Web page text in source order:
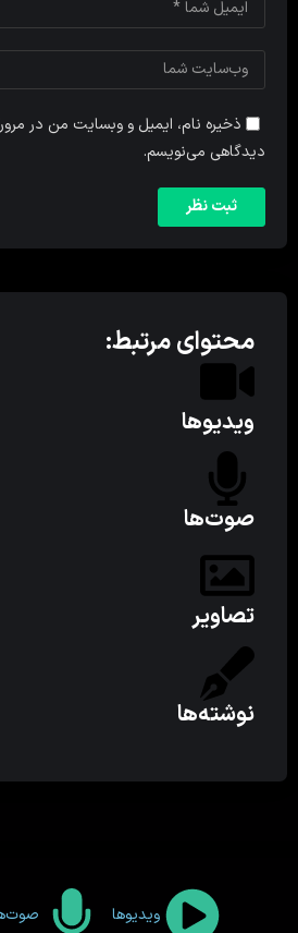
ذخیره نام، ایمیل و وبسایت من در
دیدگاهی می‌نویسم.
محتوای مرتبط:
ویدیوها
صوت‌ها
تصاویر
نوشته‌ها
ویدیوها